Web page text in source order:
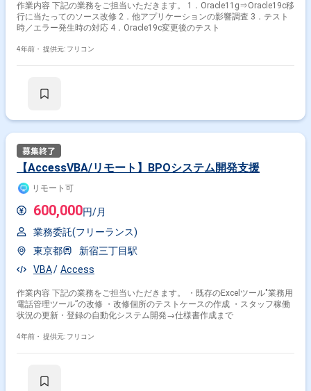
作業内容 下記の業務をご担当いただきます。 1．Oracle11g⇒Oracle19c移
行に当たってのソース改修 2．他アプリケーションの影響調査 3．テスト
時／エラー発生時の対応 4．Oracle19c変更後のテスト
4年前・ 提供元: フリコン
【AccessVBA/リモート】BPOシステム開発支援
リモート可
600,000円/月
業務委託(フリーランス)
東京都
新宿三丁目駅
VBA
Access
作業内容 下記の業務をご担当いただきます。 ・既存のExcelツール"業務用
電話管理ツール”の改修 ・改修個所のテストケースの作成 ・スタッフ稼働
状況の更新・登録の自動化システム開発→仕様書作成まで
4年前・ 提供元: フリコン